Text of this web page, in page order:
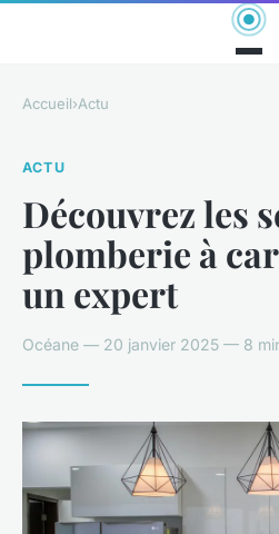
Accueil›Actu
ACTU
Découvrez les
plomberie à
un expert
Océane — 20 janvier 2025 — 8